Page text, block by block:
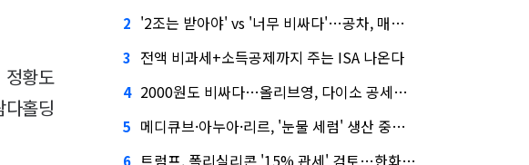
황도
홀딩
2 '2조는 받아야' vs '너무 비싸다'…공차, 매각 성공할까
3 전액 비과세+소득공제까지 주는 ISA 나온다
4 2000원도 비싸다…올리브영, 다이소 공세에 '가성비'로 맞불
5 메디큐브·아누아·리르, '눈물 세럼' 생산 중단한다
6 트럼프, 폴리실리콘 '15% 관세' 검토…한화큐셀·OCI 영향은?